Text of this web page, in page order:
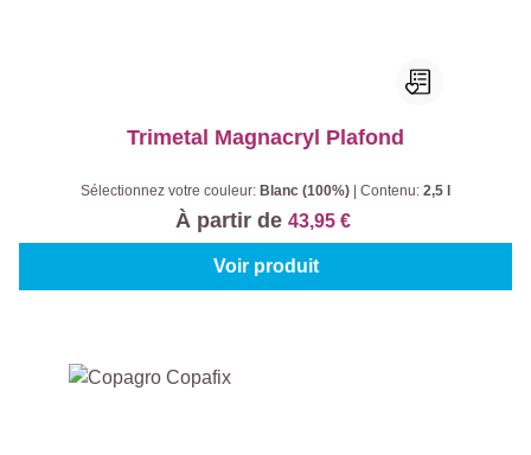
Trimetal Magnacryl Plafond
Sélectionnez votre couleur: Blanc (100%) Contenu: 2,5 l
À partir de 43,95 €
Voir produit